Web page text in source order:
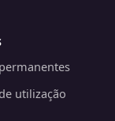
utilização